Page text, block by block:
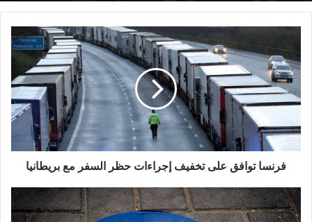
على
تخفيف
إجراءات
حظر
مع
بريطانيا
فرنسا توافق على تخفيف إجراءات حظر السفر مع بريطانيا
5
أشياء